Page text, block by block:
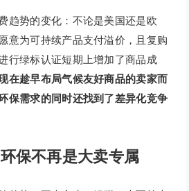
趋势的变化：不论是美国还是欧
意为可持续产品支付溢价，且复购
行绿标认证短期上增加了商品成
在趁早布局气候友好商品的卖家而
保需求的同时还找到了差异化竞争
保不再是大卖专属